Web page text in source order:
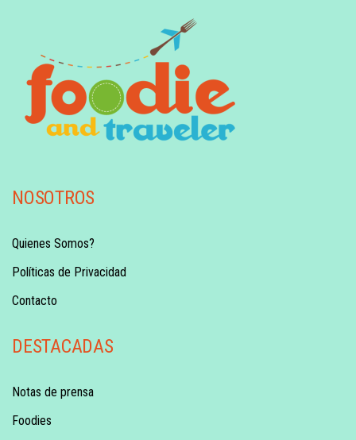
NOSOTROS
Quienes Somos?
Políticas de Privacidad
Contacto
DESTACADAS
Notas de prensa
Foodies